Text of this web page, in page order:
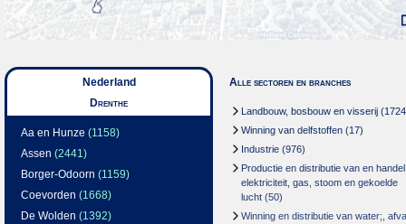
Nederland
Drenthe
Aa en Hunze (1158)
Assen (2441)
Borger-Odoorn (1159)
Coevorden (1668)
De Wolden (1392)
Alle sectoren en branches
Landbouw, bosbouw en visserij
Winning van delfstoffen (17)
Industrie (976)
Productie en distributie van en
elektriciteit, gas, stoom en gekoelde
lucht (50)
Winning en distributie van water;,